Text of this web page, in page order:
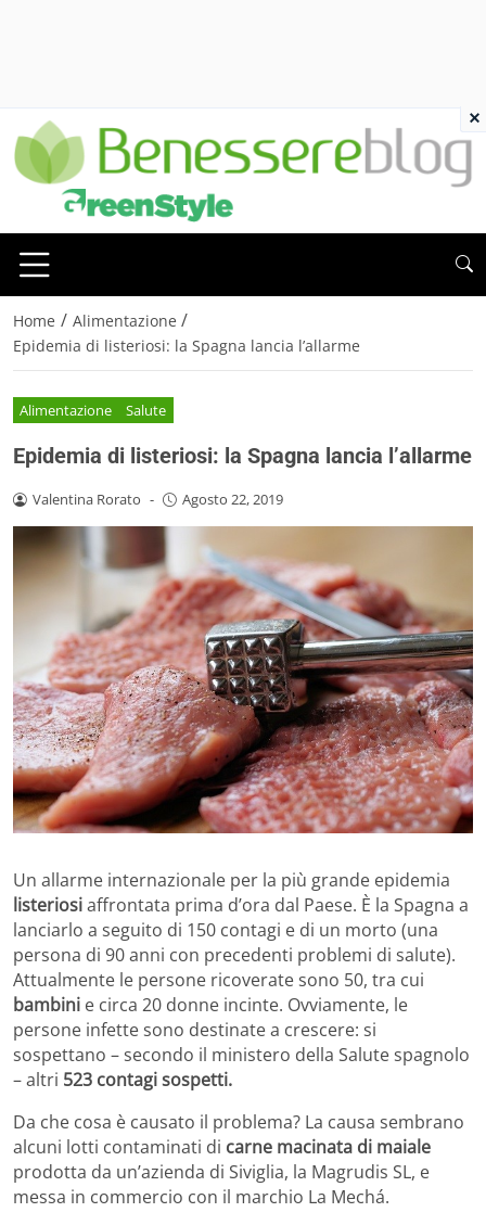
Home / Alimentazione /
Epidemia di listeriosi: la Spagna lancia l’allarme
Alimentazione Salute
Epidemia di listeriosi: la Spagna lancia l’allarme
Valentina Rorato - Agosto 22, 2019
Un allarme internazionale per la più grande epidemia
listeriosiaffrontata prima d’ora dal Paese. È la Spagna a
lanciarlo a seguito di 150 contagi e di un morto (una
persona di 90 anni con precedenti problemi di salute).
Attualmente le persone ricoverate sono 50, tra cui
bambini e circa 20 donne incinte. Ovviamente, le
persone infette sono destinate a crescere: si
sospettano – secondo il ministero della Salute spagnolo
– altri 523 contagi sospetti.
Da che cosa è causato il problema? La causa sembrano
alcuni lotti contaminati di carne macinata di maiale
prodotta da un’azienda di Siviglia, la Magrudis SL, e
messa in commercio con il marchio La Mechá.
×